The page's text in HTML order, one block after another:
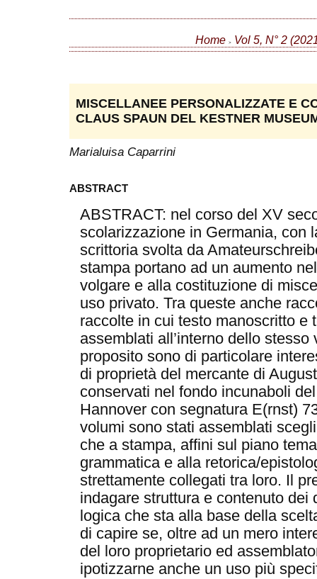
Home > Vol 5, N° 2
MISCELLANEE PERSONALIZZATE E
CLAUS SPAUN DEL KESTNER
Marialuisa Caparrini
ABSTRACT
ABSTRACT: nel corso del XV
scolarizzazione in Germania, con
scrittoria svolta da
stampa portano ad un aumento
volgare e alla costituzione di
uso privato. Tra queste anche
raccolte in cui testo manoscritto e
assemblati all’interno dello stesso
proposito sono di particolare
di proprietà del mercante di
conservati nel fondo incunaboli
Hannover con segnatura E(rnst)
volumi sono stati assemblati
che a stampa, affini sul piano
grammatica e alla retorica/
strettamente collegati tra loro. Il
indagare struttura e contenuto dei
logica che sta alla base della
di capire se, oltre ad un mero
del loro proprietario ed
ipotizzarne anche un uso più